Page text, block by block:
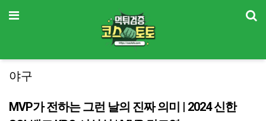
메뉴
야구
MVP가 전하는 그런 날의 진짜 의미 | 2024 신한